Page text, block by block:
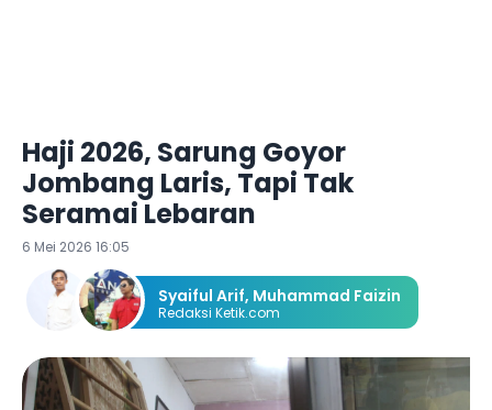
Haji 2026, Sarung Goyor
Jombang Laris, Tapi Tak
Seramai Lebaran
6 Mei 2026 16:05
Syaiful Arif, Muhammad Faizin
Redaksi Ketik.com